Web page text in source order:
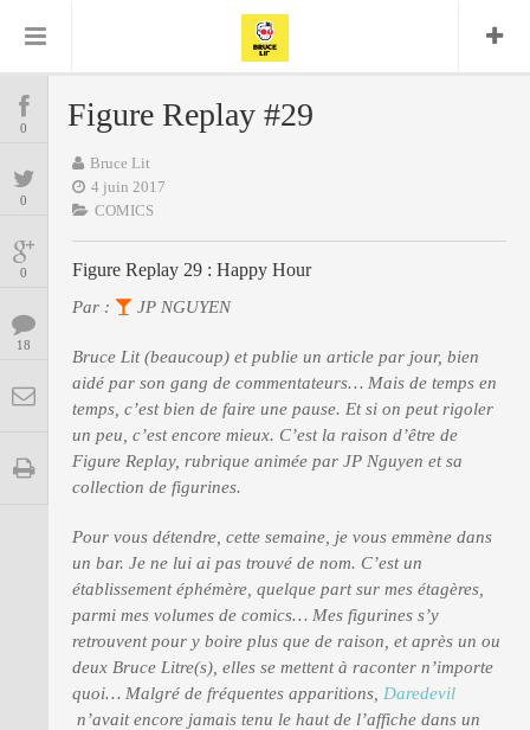
COMICS
MANGAS
BD
ENCYCLOPEGEEK
CINE-SERIES-ANIME
MUSIQUE
LA BRUCE TEAM : SAISON 13
PRESSE
0
0
0
18
Figure Replay #29
Bruce Lit
4 juin 2017
COMICS
Figure Replay 29 : Happy Hour
Par : JP NGUYEN
Bruce Lit (beaucoup) et publie un article par jour, bien
aidé par son gang de commentateurs… Mais de temps en
temps, c’est bien de faire une pause. Et si on peut rigoler
un peu, c’est encore mieux. C’est la raison d’être de
Figure Replay, rubrique animée par JP Nguyen et sa
collection de figurines.
Pour vous détendre, cette semaine, je vous emmène dans
un bar. Je ne lui ai pas trouvé de nom. C’est un
établissement éphémère, quelque part sur mes étagères,
parmi mes volumes de comics… Mes figurines s’y
retrouvent pour y boire plus que de raison, et après un ou
deux Bruce Litre(s), elles se mettent à raconter n’importe
quoi… Malgré de fréquentes apparitions, Daredevil
n’avait encore jamais tenu le haut de l’affiche dans un
Comics
Daredevil Dark Horse
Delcourt Eddy Vanleffe
Edwige
Encyclopegeek
Replay
Focus Frank Miller
Glénat Graphic Novel
Independants JB Vu Van JP
Nguyen Lug Mangas
Marvel Mattie boy Musique
Panini Patrick Faivre Presse
Présence Punisher Rock
Semic
Spidey Teamup
Tornado Urban Vertigo xmen